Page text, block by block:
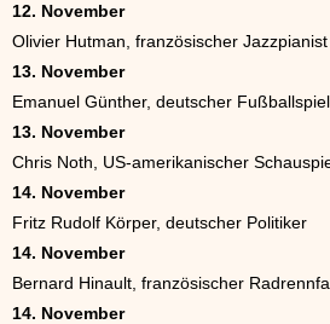
12. November
Olivier Hutman, französischer Jazzpianist
13. November
Emanuel Günther, deutscher
13. November
Chris Noth, US-amerikanischer
14. November
Fritz Rudolf Körper, deutscher Politiker
14. November
Bernard Hinault, französischer
14. November